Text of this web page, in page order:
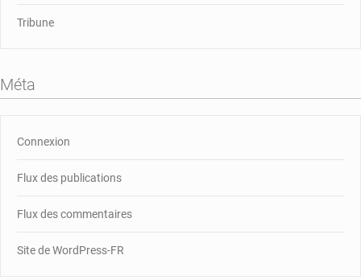
Tribune
Méta
Connexion
Flux des publications
Flux des commentaires
Site de WordPress-FR